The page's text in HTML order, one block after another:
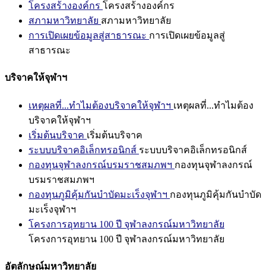
โครงสร้างองค์กร โครงสร้างองค์กร
สภามหาวิทยาลัย สภามหาวิทยาลัย
การเปิดเผยข้อมูลสู่สาธารณะ การเปิดเผยข้อมูลสู่
สาธารณะ
บริจาคให้จุฬาฯ
เหตุผลที่...ทำไมต้องบริจาคให้จุฬาฯ เหตุผลที่...ทำไมต้อง
บริจาคให้จุฬาฯ
เริ่มต้นบริจาค เริ่มต้นบริจาค
ระบบบริจาคอิเล็กทรอนิกส์ ระบบบริจาคอิเล็กทรอนิกส์
กองทุนจุฬาลงกรณ์บรมราชสมภพฯ กองทุนจุฬาลงกรณ์
บรมราชสมภพฯ
กองทุนภูมิคุ้มกันบำบัดมะเร็งจุฬาฯ กองทุนภูมิคุ้มกันบำบัด
มะเร็งจุฬาฯ
โครงการอุทยาน 100 ปี จุฬาลงกรณ์มหาวิทยาลัย
โครงการอุทยาน 100 ปี จุฬาลงกรณ์มหาวิทยาลัย
อัตลักษณ์มหาวิทยาลัย